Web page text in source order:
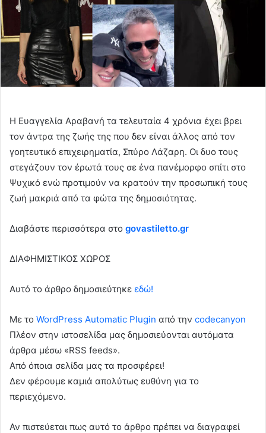
Η Ευαγγελία Αραβανή τα τελευταία 4 χρόνια έχει βρει
τον άντρα της ζωής της που δεν είναι άλλος από τον
γοητευτικό επιχειρηματία, Σπύρο Λάζαρη. Οι δυο τους
στεγάζουν τον έρωτά τους σε ένα πανέμορφο σπίτι στο
Ψυχικό ενώ προτιμούν να κρατούν την προσωπική τους
ζωή μακριά από τα φώτα της δημοσιότητας.
Διαβάστε περισσότερα στο govastiletto.gr
ΔΙΑΦΗΜΙΣΤΙΚΟΣ ΧΩΡΟΣ
Αυτό το άρθρο δημοσιεύτηκε εδώ!
Με το WordPress Automatic Plugin από την codecanyon
Πλέον στην ιστοσελίδα μας δημοσιεύονται αυτόματα
άρθρα μέσω «RSS feeds».
Από όποια σελίδα μας τα προσφέρει!
Δεν φέρουμε καμιά απολύτως ευθύνη για το
περιεχόμενο.
Αν πιστεύεται πως αυτό το άρθρο πρέπει να διαγραφεί